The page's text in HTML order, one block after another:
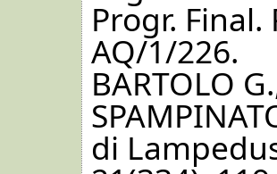
Progr.
AQ/1/226.
BARTOLO
di